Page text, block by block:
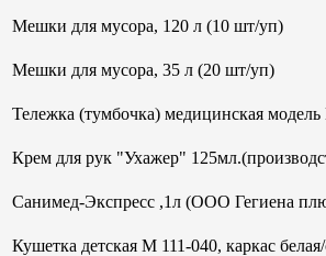
Мешки для мусора, 120 л (10 шт/уп)
Мешки для мусора, 35 л (20 шт/уп)
Тележка (тумбочка) медицинская
Крем для рук "Ухажер"
Санимед-Экспресс ,1л (ООО Гегиена
Кушетка детская М 111-040, каркас белая/